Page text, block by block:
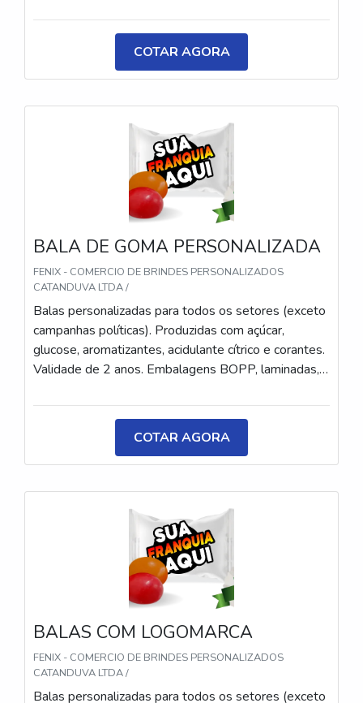
ou P&B em alta qualidade, tinta atóxica. Medida: 5 ×
3,5 cm. Sabores variados (frutas, café, menta etc.) e
diferentes tipos (balas, gomas, chicletes, recheadas
e pastilhas). Produto sem glúten.
COTAR AGORA
BALA DE GOMA PERSONALIZADA
FENIX - COMERCIO DE BRINDES PERSONALIZADOS
CATANDUVA LTDA /
Balas personalizadas para todos os setores (exceto
campanhas políticas). Produzidas com açúcar,
glucose, aromatizantes, acidulante cítrico e corantes.
Validade de 2 anos. Embalagens BOPP, laminadas,
ou P&B em alta qualidade, tinta atóxica. Medida: 5 ×
3,5 cm. Sabores variados (frutas, café, menta etc.) e
diferentes tipos (balas, gomas, chicletes, recheadas
e pastilhas). Produto sem glúten.
COTAR AGORA
BALAS COM LOGOMARCA
FENIX - COMERCIO DE BRINDES PERSONALIZADOS
CATANDUVA LTDA /
Balas personalizadas para todos os setores (exceto